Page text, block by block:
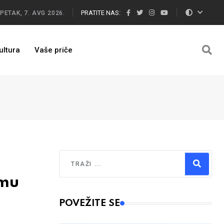
PETAK, 7. AVG 2026. PRATITE NAS:
Vaše priče
Type 2 or more characters for results.
POVEŽITE SE